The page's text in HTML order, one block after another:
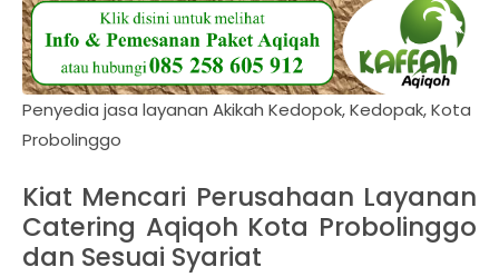
Penyedia jasa layanan Akikah Kedopok, Kedopak, Kota
Probolinggo
Kiat Mencari Perusahaan Layanan
Catering Aqiqoh Kota Probolinggo
dan Sesuai Syariat